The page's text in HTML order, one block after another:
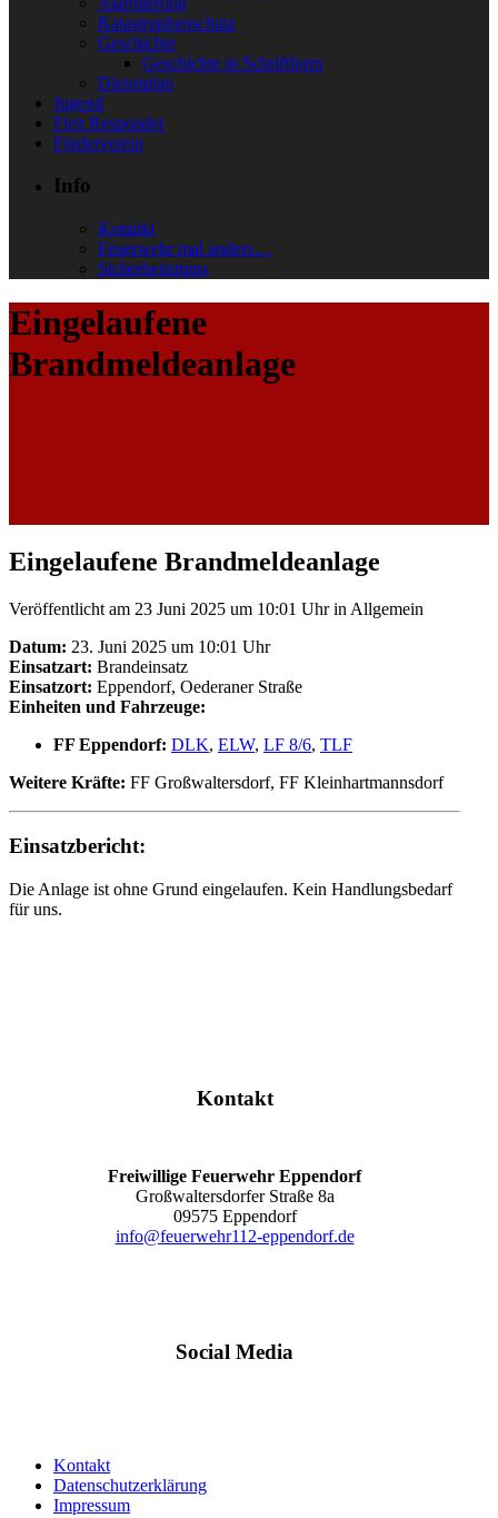
Katastrophenschutz
Geschichte
Geschichte in Schriftform
Dienstplan
Jugend
First Responder
Förderverein
Info
Kontakt
Feuerwehr mal anders…
Sicherheitstipps
Eingelaufene
Brandmeldeanlage
Eingelaufene Brandmeldeanlage
Veröffentlicht am 23 Juni 2025 um 10:01 Uhrin Allgemein
Datum: 23. Juni 2025 um 10:01 Uhr
Einsatzart: Brandeinsatz
Einsatzort: Eppendorf, Oederaner Straße
Einheiten und Fahrzeuge:
FF Eppendorf: DLK, ELW, LF 8/6, TLF
Weitere Kräfte: FF Großwaltersdorf, FF Kleinhartmannsdorf
Einsatzbericht:
Die Anlage ist ohne Grund eingelaufen. Kein Handlungsbedarf
für uns.
Kontakt
Freiwillige Feuerwehr Eppendorf
Großwaltersdorfer Straße 8a
09575 Eppendorf
info@feuerwehr112-eppendorf.de
Social Media
Kontakt
Datenschutzerklärung
Impressum